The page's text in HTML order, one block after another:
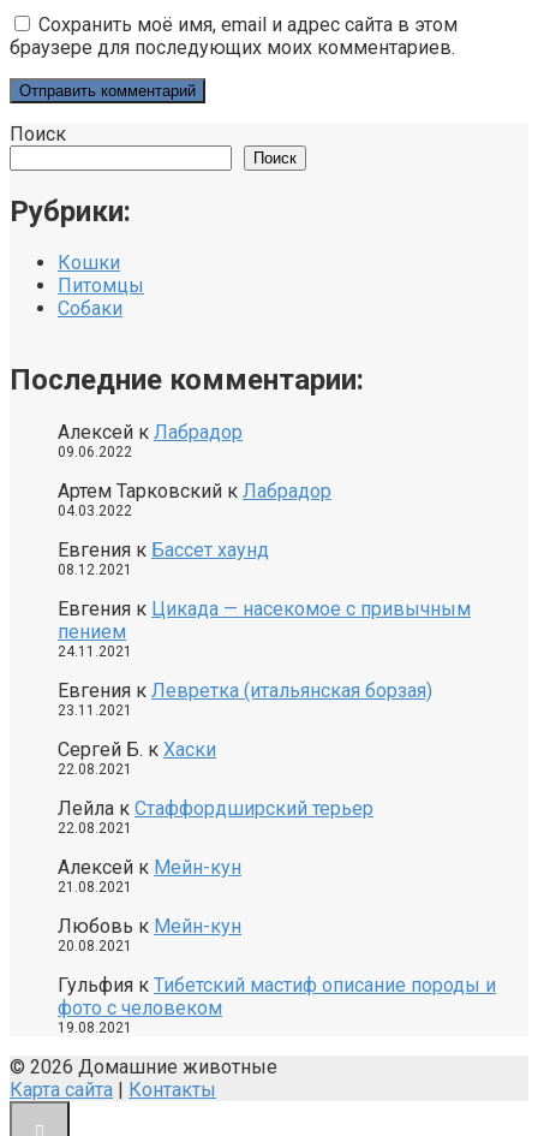
Сохранить моё имя, email и адрес сайта в этом
браузере для последующих моих комментариев.
Поиск
Поиск
Рубрики:
Кошки
Питомцы
Собаки
Последние комментарии:
Алексей к Лабрадор
09.06.2022
Артем Тарковский к Лабрадор
04.03.2022
Евгения к Бассет хаунд
08.12.2021
Евгения к Цикада — насекомое с привычным
пением
24.11.2021
Евгения к Левретка (итальянская борзая)
23.11.2021
Сергей Б. к Хаски
22.08.2021
Лейла к Стаффордширский терьер
22.08.2021
Алексей к Мейн-кун
21.08.2021
Любовь к Мейн-кун
20.08.2021
Гульфия к Тибетский мастиф описание породы и
фото с человеком
19.08.2021
© 2026 Домашние животные
Карта сайта
Контакты